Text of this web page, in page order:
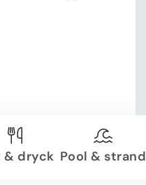
& dryck Pool & strand